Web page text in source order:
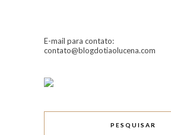
E-mail para contato:
contato@blogdotiaolucena.com
PESQUISAR